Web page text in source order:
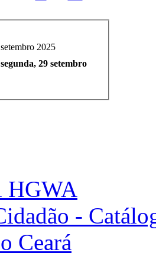
2025
segunda, 29 setembro
HGWA
-
Ceará